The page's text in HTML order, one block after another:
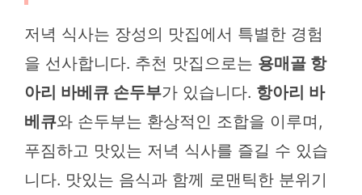
저녁 식사는 장성의 맛집에서 특별한 경험
을 선사합니다. 추천 맛집으로는 용매골 항
아리 바베큐 손두부가 있습니다. 항아리 바
베큐와 손두부는 환상적인 조합을 이루며,
푸짐하고 맛있는 저녁 식사를 즐길 수 있습
니다. 맛있는 음식과 함께 로맨틱한 분위기